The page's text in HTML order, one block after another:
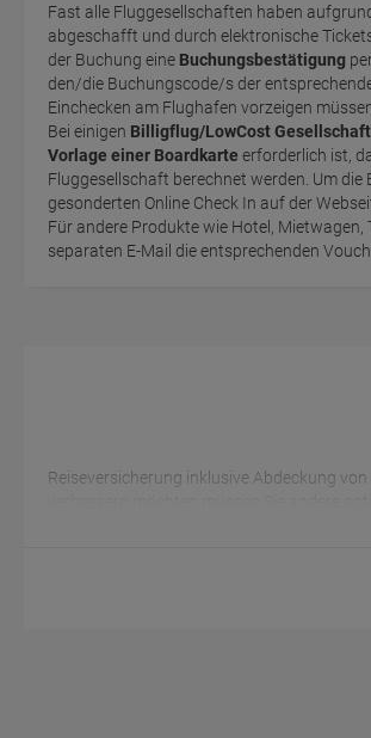
Fast alle Fluggesellschaften haben
abgeschafft und durch elektronische
der Buchung eine Buchungsbestätigung
den/die Buchungscode/s der
Einchecken am Flughafen vorzeigen
Bei einigen Billigflug/LowCost
Vorlage einer Boardkarte erforderlich ist,
Fluggesellschaft berechnet werden. Um die Boardkarte ausdrucken zu können, müssen Sie einen
gesonderten Online Check In auf der
Für andere Produkte wie Hotel,
separaten E-Mail die entsprechenden
Reiseversicherung inklusive Abdeckung